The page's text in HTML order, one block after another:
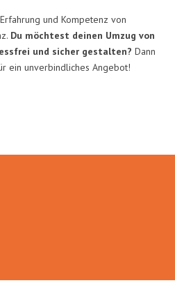
und Kompetenz von
Du möchtest deinen Umzug von
und sicher gestalten? Dann
ein unverbindliches Angebot!